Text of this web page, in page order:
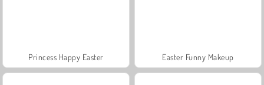
Princess Happy Easter Easter Funny Makeup